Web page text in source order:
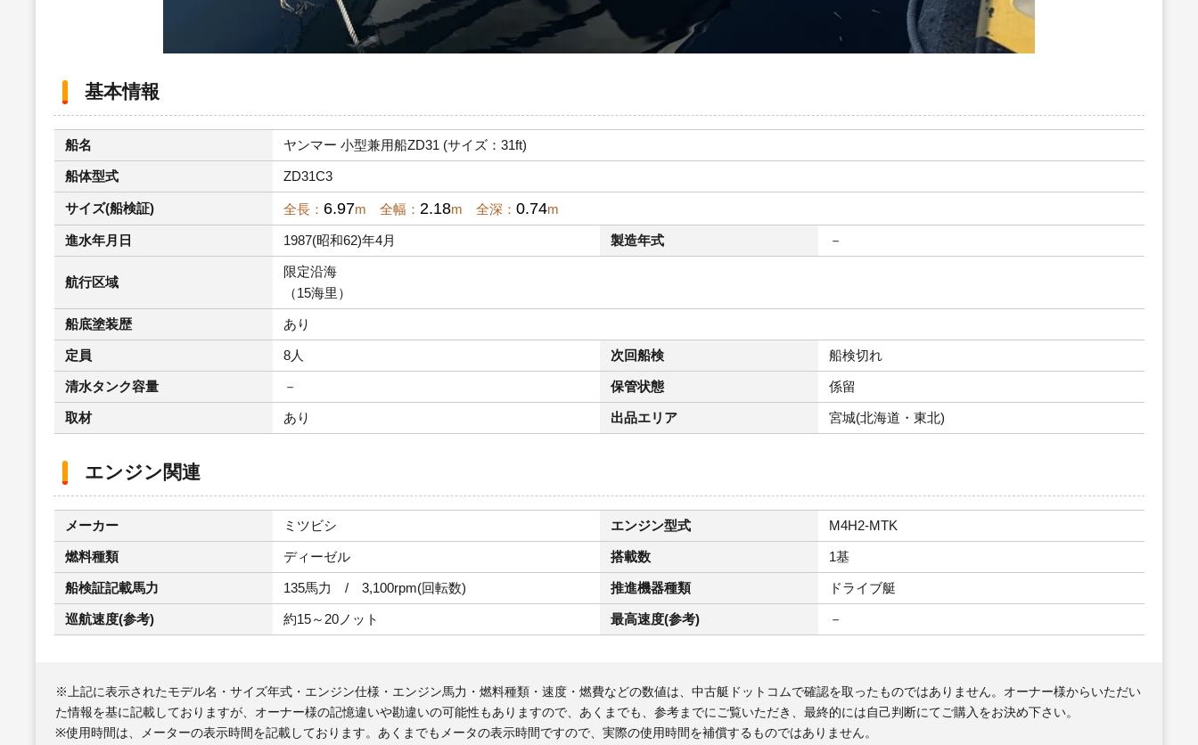
基本情報
船名 ヤンマー 小型兼用船ZD31 (サイズ：31ft)
船体型式 ZD31C3
サイズ(船検証) 全長： 6.97m 全幅： 2.18m 全深： 0.74m
進水年月日 1987(昭和62)年4月 製造年式 －
航行区域
限定沿海
（15海里）
船底塗装歴 あり
定員 8人 次回船検 船検切れ
清水タンク容量 － 保管状態 係留
取材 あり 出品エリア 宮城(北海道・東北)
エンジン関連
メーカー ミツビシ エンジン型式 M4H2-MTK
燃料種類 ディーゼル 搭載数 1基
船検証記載馬力 135馬力 / 3,100rpm(回転数) 推進機器種類 ドライブ艇
巡航速度(参考) 約15～20ノット 最高速度(参考) －
※上記に表示されたモデル名・サイズ年式・エンジン仕様・エンジン馬力・燃料種類・速度・燃費などの数値は、中古艇ドットコムで確認を取ったものではありません。オーナー様からいただい
た情報を基に記載しておりますが、オーナー様の記憶違いや勘違いの可能性もありますので、あくまでも、参考までにご覧いただき、最終的には自己判断にてご購入をお決め下さい。
※使用時間は、メーターの表示時間を記載しております。あくまでもメータの表示時間ですので、実際の使用時間を補償するものではありません。